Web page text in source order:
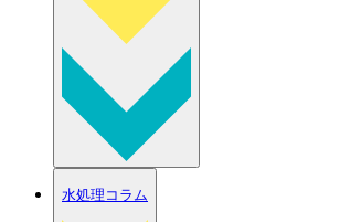
水処理コラム